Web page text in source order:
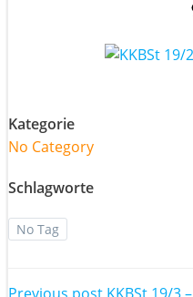
Kategorie
No Category
Schlagworte
No Tag